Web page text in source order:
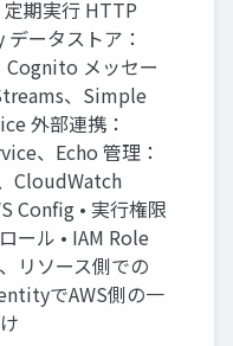
期実行 HTTP
ータストア：
Cognito メッセー
、Simple
外部連携：
、Echo 管理：
CloudWatch
Config • 実行権限
ール • IAM Role
リソース側での
でAWS側の一